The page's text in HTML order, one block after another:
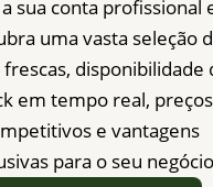
sua conta profissional
uma vasta seleção
disponibilidade
em tempo real, preços
e vantagens
para o seu